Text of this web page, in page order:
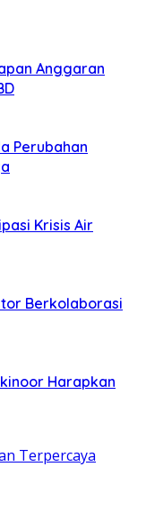
Anggaran
Perubahan
Krisis Air
Berkolaborasi
Harapkan